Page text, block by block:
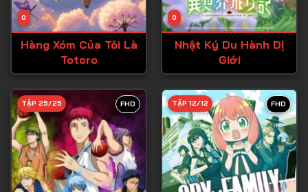
Tập 14
Tập 15
Tập 17
Tập 18
Tập 19
Tập 20
Tập 21
0
Hàng Xóm Của Tôi Là
Totoro
0
Nhật Ký Du Hành Dị
Giới
FHD
TẬP 25/25 FHD
TẬP 12/12